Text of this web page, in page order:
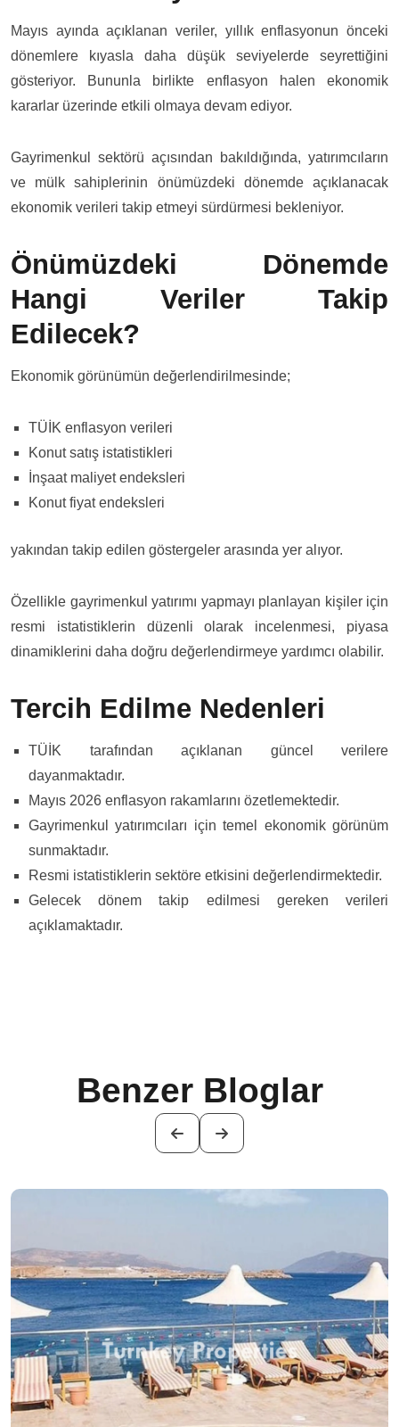
Mayıs ayında açıklanan veriler, yıllık enflasyonun önceki
dönemlere kıyasla daha düşük seviyelerde seyrettiğini
gösteriyor. Bununla birlikte enflasyon halen ekonomik
kararlar üzerinde etkili olmaya devam ediyor.
Gayrimenkul sektörü açısından bakıldığında, yatırımcıların
ve mülk sahiplerinin önümüzdeki dönemde açıklanacak
ekonomik verileri takip etmeyi sürdürmesi bekleniyor.
Önümüzdeki Dönemde
Hangi Veriler Takip
Edilecek?
Ekonomik görünümün değerlendirilmesinde;
TÜİK enflasyon verileri
Konut satış istatistikleri
İnşaat maliyet endeksleri
Konut fiyat endeksleri
yakından takip edilen göstergeler arasında yer alıyor.
Özellikle gayrimenkul yatırımı yapmayı planlayan kişiler için
resmi istatistiklerin düzenli olarak incelenmesi, piyasa
dinamiklerini daha doğru değerlendirmeye yardımcı olabilir.
Tercih Edilme Nedenleri
TÜİK tarafından açıklanan güncel verilere
dayanmaktadır.
Mayıs 2026 enflasyon rakamlarını özetlemektedir.
Gayrimenkul yatırımcıları için temel ekonomik görünüm
sunmaktadır.
Resmi istatistiklerin sektöre etkisini değerlendirmektedir.
Gelecek dönem takip edilmesi gereken verileri
açıklamaktadır.
Benzer Bloglar